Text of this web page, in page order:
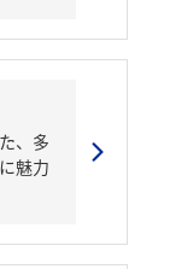
、多
魅力